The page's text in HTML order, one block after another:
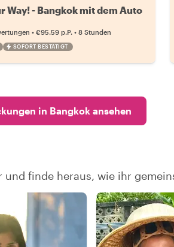
Way! - Bangkok mit dem Auto
•€95.59 p.P. •8 Stunden
SOFORT BESTÄTIGT
in Bangkok ansehen
finde heraus, wie ihr